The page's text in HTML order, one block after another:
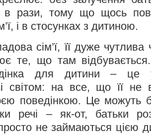
в рази, тому що щось
і в стосунках з дитиною.
сім’ї, її дуже
те, що там
для дитини – це
світом: на все, що її
поведінкою. Це можуть
речі – як-от, батьки
не займаються цією